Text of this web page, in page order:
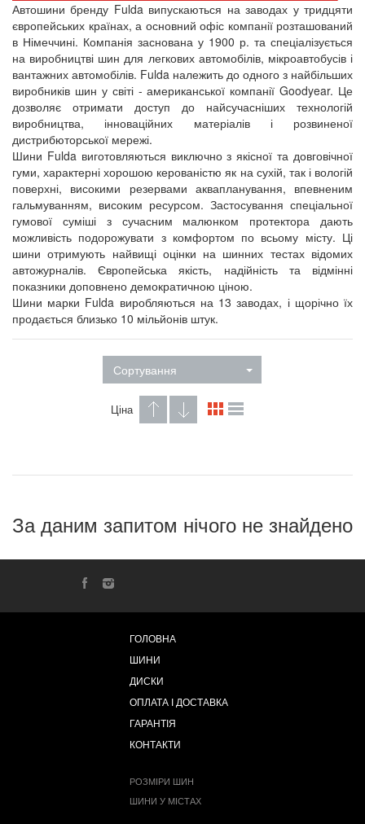
Автошини бренду Fulda випускаються на заводах у тридцяти
європейських країнах, а основний офіс компанії розташований
в Німеччині. Компанія заснована у 1900 р. та спеціалізується
на виробництві шин для легкових автомобілів, мікроавтобусів і
вантажних автомобілів. Fulda належить до одного з найбільших
виробників шин у світі - американської компанії Goodyear. Це
дозволяє отримати доступ до найсучасніших технологій
виробництва, інноваційних матеріалів і розвиненої
дистрибюторської мережі.
Шини Fulda виготовляються виключно з якісної та довговічної
гуми, характерні хорошою керованістю як на сухій, так і вологій
поверхні, високими резервами аквапланування, впевненим
гальмуванням, високим ресурсом. Застосування спеціальної
гумової суміші з сучасним малюнком протектора дають
можливість подорожувати з комфортом по всьому місту. Ці
шини отримують найвищі оцінки на шинних тестах відомих
автожурналів. Європейська якість, надійність та відмінні
показники доповнено демократичною ціною.
Шини марки Fulda виробляються на 13 заводах, і щорічно їх
продається близько 10 мільйонів штук.
Сортування
Ціна
За даним запитом нічого не знайдено
ГОЛОВНА
ШИНИ
ДИСКИ
ОПЛАТА І ДОСТАВКА
ГАРАНТІЯ
КОНТАКТИ
РОЗМІРИ ШИН
ШИНИ У МІСТАХ